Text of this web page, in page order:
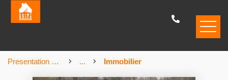
Presentation de l'agence ... Immobilier